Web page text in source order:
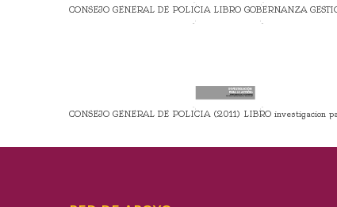
CONSEJO GENERAL DE POLICIA LIBRO GOBERNANZA
CONSEJO GENERAL DE POLICIA (2011) LIBRO investigacion